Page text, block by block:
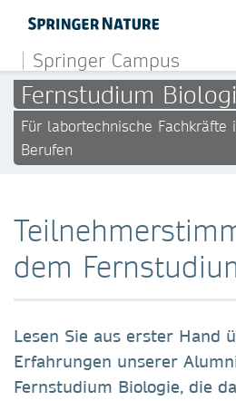
Springer Campus
Fernstudium
Für labortechnische Fachkräfte
Berufen
dem
Lesen Sie aus erster Hand
Erfahrungen unserer
Fernstudium Biologie, die